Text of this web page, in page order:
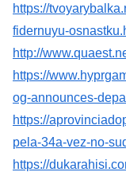
https://
fidernuyu-
http://
https://
og-announces-
https://
pela-34a-vez-no-
https://